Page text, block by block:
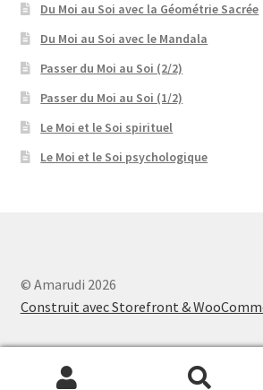
Du Moi au Soi avec la Géométrie Sacrée
Du Moi au Soi avec le Mandala
Passer du Moi au Soi (2/2)
Passer du Moi au Soi (1/2)
Le Moi et le Soi spirituel
Le Moi et le Soi psychologique
© Amarudi 2026
Construit avec Storefront &